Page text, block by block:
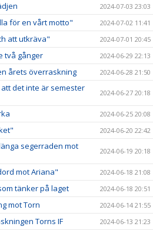
2024-07-03 23:03
för en vårt motto" 2024-07-02 11:41
att utkräva" 2024-07-01 20:45
två gånger 2024-06-29 22:13
årets överraskning 2024-06-28 21:50
det inte är semester
2024-06-27 20:18
2024-06-25 20:08
2024-06-20 22:42
segerraden mot
2024-06-19 20:18
mot Ariana" 2024-06-18 21:08
tänker på laget 2024-06-18 20:51
mot Torn 2024-06-14 21:55
Torns IF 2024-06-13 21:23